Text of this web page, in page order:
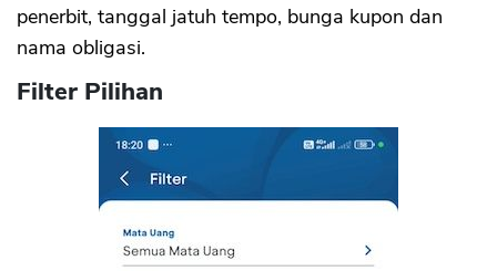
penerbit, tanggal jatuh tempo, bunga kupon dan
nama obligasi.
Filter Pilihan